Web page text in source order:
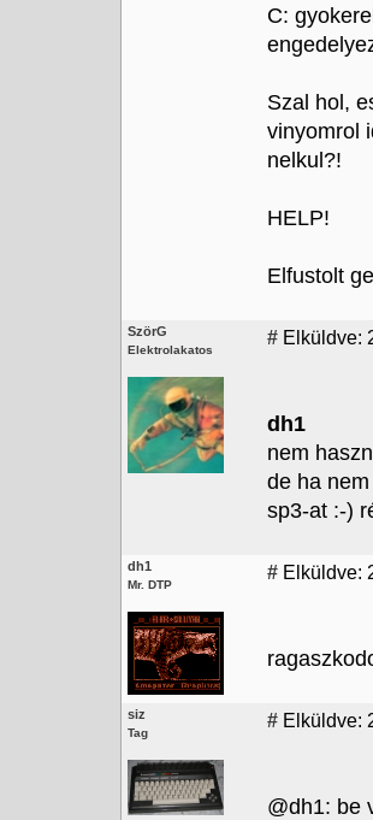
C:
Szal hol,
vinyomrol
nelkul?!
HELP!
Elfustolt
SzörG
Elektrolakatos
# Elküldve:
dh1
nem
de ha
sp3-at :-)
dh1
Mr. DTP
# Elküldve:
siz
Tag
# Elküldve:
@dh1: be